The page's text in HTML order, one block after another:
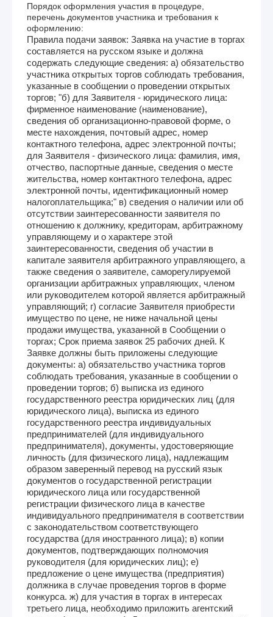
Порядок оформления участия в процедуре,
перечень документов участника и требования к
оформлению:
Правила подачи заявок: Заявка на участие в торгах
составляется на русском языке и должна
содержать следующие сведения: а) обязательство
участника открытых торгов соблюдать требования,
указанные в сообщении о проведении открытых
торгов; "б) для Заявителя - юридического лица:
фирменное наименование (наименование),
сведения об организационно-правовой форме, о
месте нахождения, почтовый адрес, номер
контактного телефона, адрес электронной почты;
для Заявителя - физического лица: фамилия, имя,
отчество, паспортные данные, сведения о месте
жительства, номер контактного телефона, адрес
электронной почты, идентификационный номер
налогоплательщика;" в) сведения о наличии или об
отсутствии заинтересованности заявителя по
отношению к должнику, кредиторам, арбитражному
управляющему и о характере этой
заинтересованности, сведения об участии в
капитале заявителя арбитражного управляющего, а
также сведения о заявителе, саморегулируемой
организации арбитражных управляющих, членом
или руководителем которой является арбитражный
управляющий; г) согласие Заявителя приобрести
имущество по цене, не ниже начальной цены
продажи имущества, указанной в Сообщении о
торгах; Срок приема заявок 25 рабочих дней. К
Заявке должны быть приложены следующие
документы: а) обязательство участника торгов
соблюдать требования, указанные в сообщении о
проведении торгов; б) выписка из единого
государственного реестра юридических лиц (для
юридического лица), выписка из единого
государственного реестра индивидуальных
предпринимателей (для индивидуального
предпринимателя), документы, удостоверяющие
личность (для физического лица), надлежащим
образом заверенный перевод на русский язык
документов о государственной регистрации
юридического лица или государственной
регистрации физического лица в качестве
индивидуального предпринимателя в соответствии
с законодательством соответствующего
государства (для иностранного лица); в) копии
документов, подтверждающих полномочия
руководителя (для юридических лиц); е)
предложение о цене имущества (предприятия)
должника в случае проведения торгов в форме
конкурса. ж) для участия в торгах в интересах
третьего лица, необходимо приложить агентский